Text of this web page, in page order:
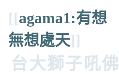
[[agama1:有想
無想處天]]
台大獅子吼佛